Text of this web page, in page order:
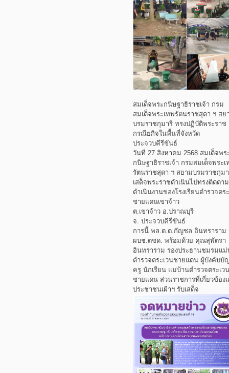
สมเด็จพระกนิษฐาธิราชเจ้า กรม
สมเด็จพระเทพรัตนราชสุดา ฯ สย
บรมราชกุมารี ทรงปฏิบัติพระราช
กรณียกิจในพื้นที่จังหวัด
ประจวบคีรีขันธ์
วันที่ 27 สิงหาคม 2568 สมเด็จพร
กนิษฐาธิราชเจ้า กรมสมเด็จพระเ
รัตนราชสุดา ฯ สยามบรมราชกุม
เสด็จพระราชดำเนินไปทรงติดตา
ดำเนินงานของโรงเรียนตำรวจตร
ชายแดนเขาจ้าว
ต.เขาจ้าว อ.ปราณบุรี
จ. ประจวบคีรีขันธ์
การนี้ พล.ต.ต.กัญชล อินทราราม
ผบช.ตชด. พร้อมด้วย คุณสุพัตรา
อินทราราม รองประธานชมรมแ
ตำรวจตระเวนชายแดน ผู้บังคับบั
ครู นักเรียน แม่บ้านตำรวจตระเวน
ชายแดน ส่วนราชการที่เกี่ยวข้อง
ประชาชนเฝ้าฯ รับเสด็จ